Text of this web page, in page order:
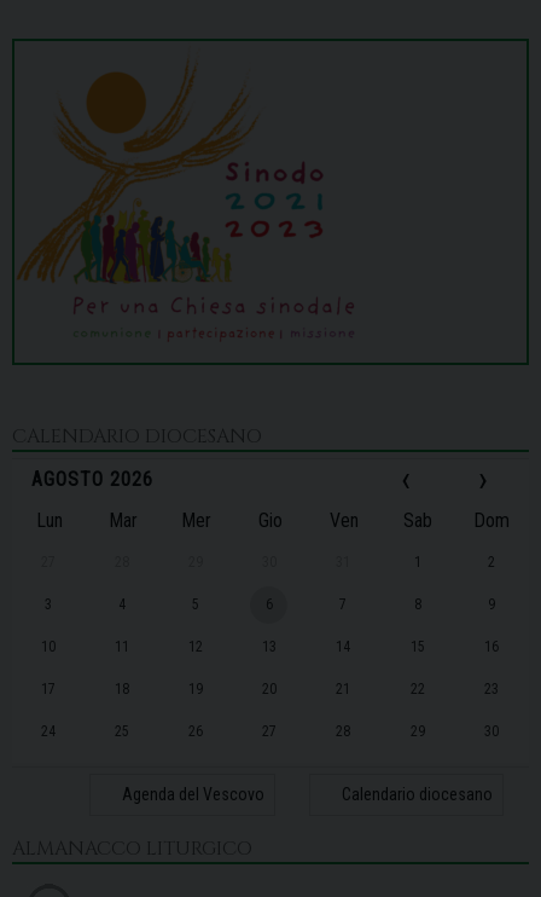
CALENDARIO DIOCESANO
‹
AGOSTO 2026 ›
Lun Mar Mer Gio Ven Sab Dom
1 2
3 4 5 6 7 8 9
10 11 12 13 14 15 16
17 18 19 20 21 22 23
24 25 26 27 28 29 30
Agenda del Vescovo Calendario diocesano
ALMANACCO LITURGICO